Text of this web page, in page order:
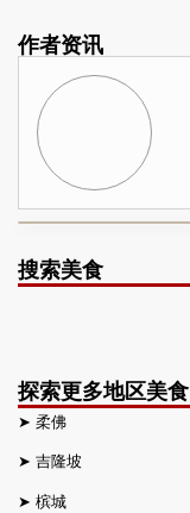
作者资讯
搜索美食
探索更多地区美食
➤ 柔佛
➤ 吉隆坡
➤ 槟城